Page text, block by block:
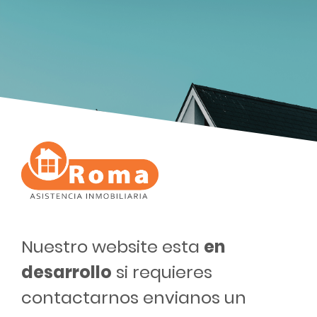
Nuestro website esta en
desarrollo si requieres
contactarnos envianos un